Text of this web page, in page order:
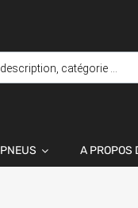
PNEUS A PROPOS